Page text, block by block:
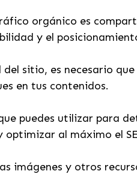
orgánico es
y el
sitio, es necesario
en tus contenidos.
puedes utilizar para
al máximo el
imágenes y otros